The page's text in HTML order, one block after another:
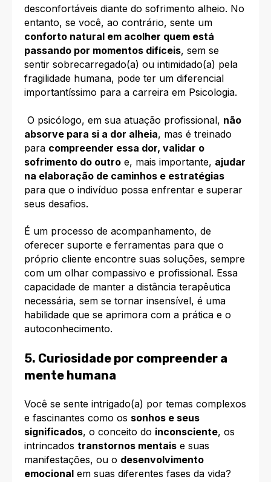
desconfortáveis diante do sofrimento alheio. No
entanto, se você, ao contrário, sente um
conforto natural em acolher quem está
passando por momentos difíceis, sem se
sentir sobrecarregado(a) ou intimidado(a) pela
fragilidade humana, pode ter um diferencial
importantíssimo para a carreira em Psicologia.
O psicólogo, em sua atuação profissional, não
absorve para si a dor alheia, mas é treinado
para compreender essa dor, validar o
sofrimento do outro e, mais importante, ajudar
na elaboração de caminhos e estratégias
para que o indivíduo possa enfrentar e superar
seus desafios.
É um processo de acompanhamento, de
oferecer suporte e ferramentas para que o
próprio cliente encontre suas soluções, sempre
com um olhar compassivo e profissional. Essa
capacidade de manter a distância terapêutica
necessária, sem se tornar insensível, é uma
habilidade que se aprimora com a prática e o
autoconhecimento.
5. Curiosidade por compreender a
mente humana
Você se sente intrigado(a) por temas complexos
e fascinantes como os sonhos e seus
significados, o conceito do inconsciente, os
intrincados transtornos mentais e suas
manifestações, ou o desenvolvimento
emocional em suas diferentes fases da vida?